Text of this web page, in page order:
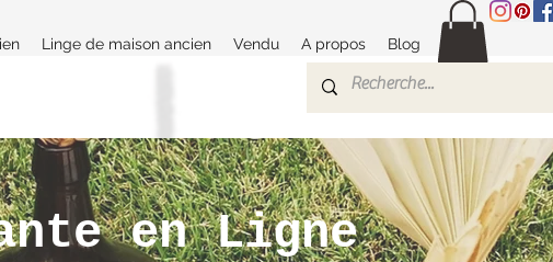
Linge de maison ancien Vendu A propos Blog
en Ligne